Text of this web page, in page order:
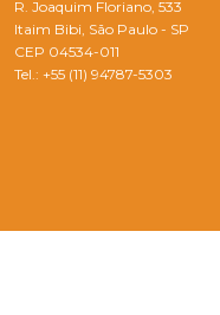
R. Joaquim Floriano, 533
Itaim Bibi, São Paulo - SP
CEP 04534-011
Tel.: +55 (11) 94787-5303